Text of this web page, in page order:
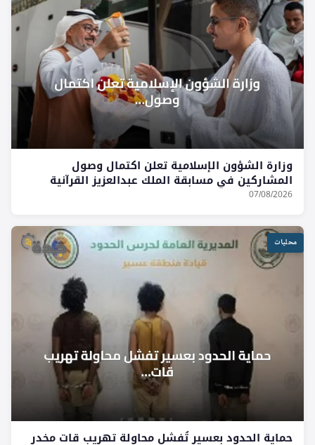
وزارة الشؤون الإسلامية تعلن اكتمال وصول
المشاركين في مسابقة الملك عبدالعزيز القرآنية
07/08/2026
محليات
حماية الحدود بعسير تُفشل محاولة تهريب قات مخدر